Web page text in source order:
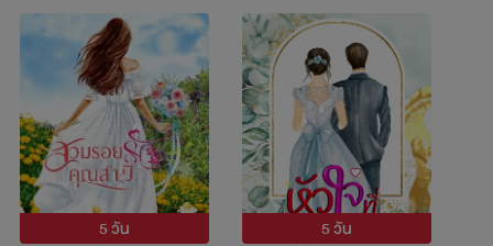
5 วัน
5 วัน